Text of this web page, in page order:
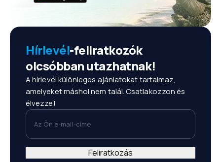
Hírlevél-feliratkozók
olcsóbban utazhatnak!
A hírlevél különleges ajánlatokat tartalmaz,
amelyeket máshol nem talál. Csatlakozzon és
élvezze!
Az Ön e-mail-címe
Feliratkozás